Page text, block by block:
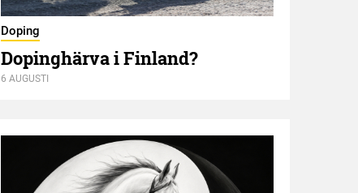
Doping
Dopinghärva i Finland?
6 AUGUSTI